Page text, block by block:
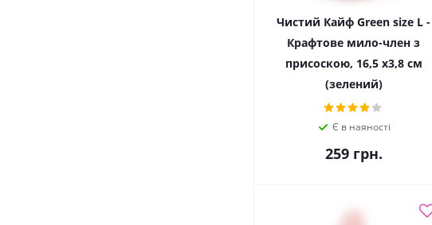
Чистий Кайф Green size L -
Крафтове мило-член з
присоскою, 16,5 х3,8 см
(зелений)
Є в наяності
259грн.